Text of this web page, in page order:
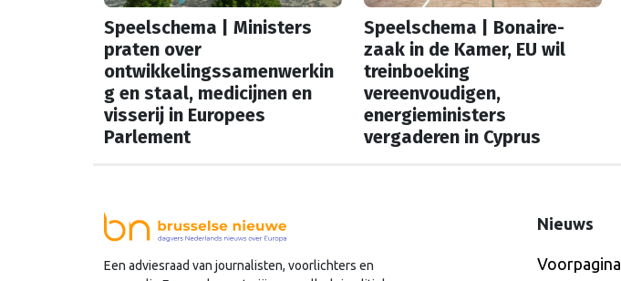
Speelschema | Ministers
praten over
ontwikkelingssamenwerkin
g en staal, medicijnen en
visserij in Europees
Parlement
ochtend welke Nederlandse
hoofdrolspelers vandaag actief
zijn. Wie spreekt waar in Brussel
Speelschema | Bonaire-
zaak in de Kamer, EU wil
treinboeking
vereenvoudigen,
energieministers
vergaderen in Cyprus
ochtend welke Nederlandse
zijn. Wie spreekt waar in Brussel
Een adviesraad van journalisten, voorlichters en
Nieuws
Voorpagina